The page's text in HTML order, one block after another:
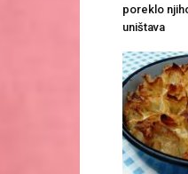
poreklo
uništava